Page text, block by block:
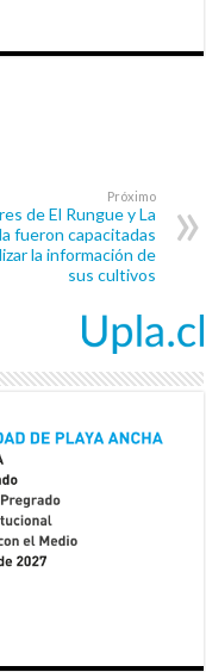
Próximo
de El Rungue y La
fueron capacitadas
la información de
sus cultivos